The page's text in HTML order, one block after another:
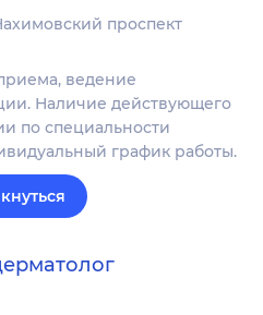
проспект
ведение
Наличие действующего
по специальности
график работы.